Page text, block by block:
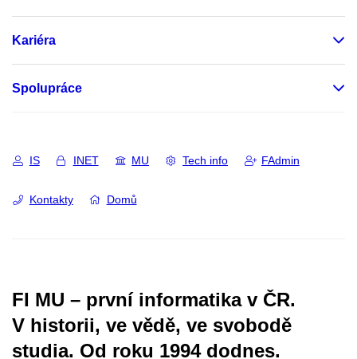
Kariéra
Spolupráce
IS INET MU Tech info FAdmin
Kontakty Domů
FI MU – první informatika v ČR.
V historii, ve vědě, ve svobodě
studia. Od roku 1994 dodnes.